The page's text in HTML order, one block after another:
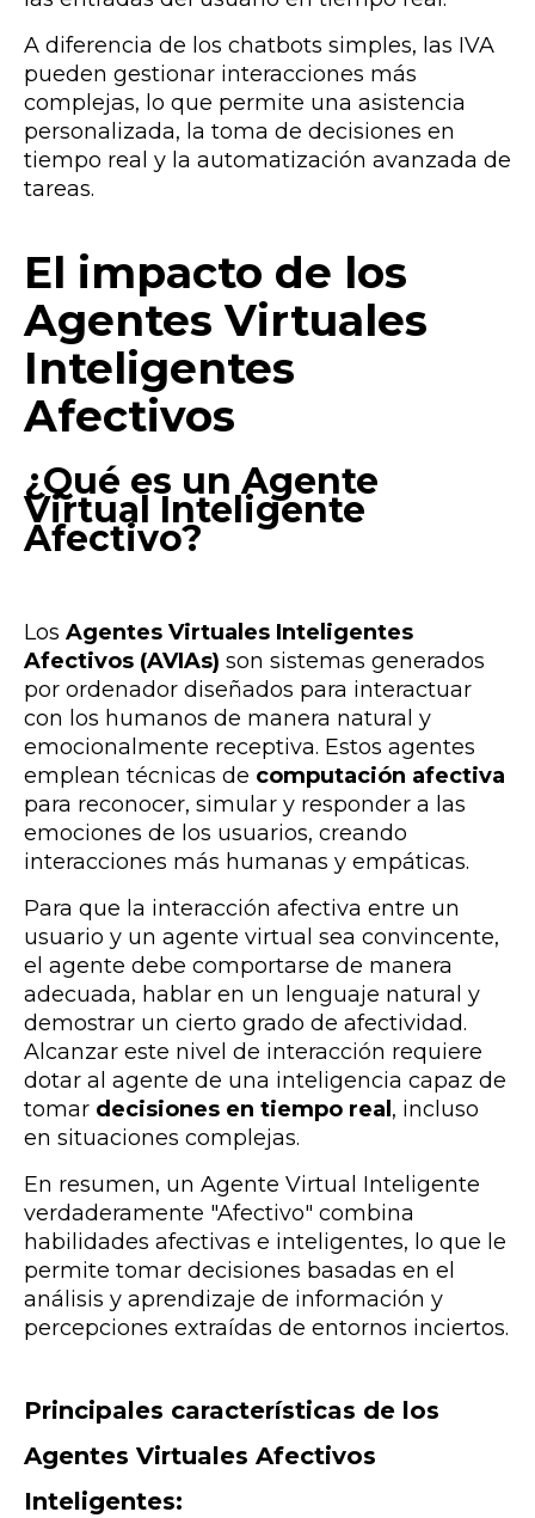
A diferencia de los chatbots simples, las IVA
pueden gestionar interacciones más
complejas, lo que permite una asistencia
personalizada, la toma de decisiones en
tiempo real y la automatización avanzada de
tareas.
El impacto de los
Agentes Virtuales
Inteligentes
Afectivos
¿Qué es un Agente
Virtual Inteligente
Afectivo?
Los Agentes Virtuales Inteligentes
Afectivos (AVIAs) son sistemas generados
por ordenador diseñados para interactuar
con los humanos de manera natural y
emocionalmente receptiva. Estos agentes
emplean técnicas de computación afectiva
para reconocer, simular y responder a las
emociones de los usuarios, creando
interacciones más humanas y empáticas.
Para que la interacción afectiva entre un
usuario y un agente virtual sea convincente,
el agente debe comportarse de manera
adecuada, hablar en un lenguaje natural y
demostrar un cierto grado de afectividad.
Alcanzar este nivel de interacción requiere
dotar al agente de una inteligencia capaz de
tomar decisiones en tiempo real, incluso
en situaciones complejas.
En resumen, un Agente Virtual Inteligente
verdaderamente "Afectivo" combina
habilidades afectivas e inteligentes, lo que le
permite tomar decisiones basadas en el
análisis y aprendizaje de información y
percepciones extraídas de entornos inciertos.
Principales características de los
Agentes Virtuales Afectivos
Inteligentes: